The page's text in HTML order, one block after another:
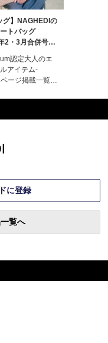
グ】NAGHEDIの
トバッグ
2・3月合併号特
認定大人のエ
アイテム-
ージ掲載一覧エ
グを見る海外セ
ナゲディ16年に
で設立されたバ
に登録
覧へ